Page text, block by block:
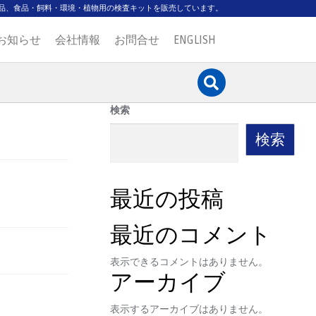
食品・飼料・環境・植物用の検査キットを販売しています。
知らせ 会社情報 お問合せ ENGLISH
検索
検索
最近の投稿
最近のコメント
表示できるコメントはありません。
アーカイブ
表示するアーカイブはありません。